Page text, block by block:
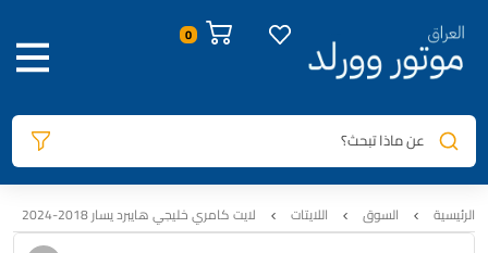
0
عن ماذا تبحث؟
الرئيسية السوق اللايتات لايت كامري خليجي هايبرد يسار 2018-2024
صور المنتج معلومات المنتج المراجعات